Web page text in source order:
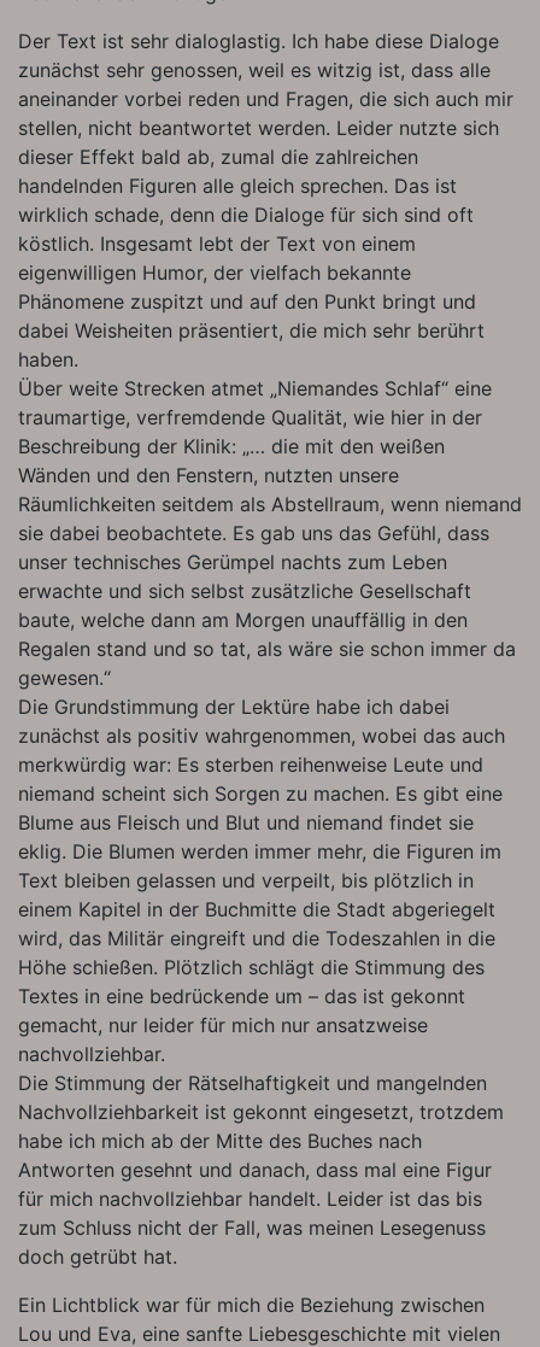
Der Text ist sehr dialoglastig. Ich habe diese Dialoge
zunächst sehr genossen, weil es witzig ist, dass alle
aneinander vorbei reden und Fragen, die sich auch mir
stellen, nicht beantwortet werden. Leider nutzte sich
dieser Effekt bald ab, zumal die zahlreichen
handelnden Figuren alle gleich sprechen. Das ist
wirklich schade, denn die Dialoge für sich sind oft
köstlich. Insgesamt lebt der Text von einem
eigenwilligen Humor, der vielfach bekannte
Phänomene zuspitzt und auf den Punkt bringt und
dabei Weisheiten präsentiert, die mich sehr berührt
haben.
Über weite Strecken atmet „Niemandes Schlaf“ eine
traumartige, verfremdende Qualität, wie hier in der
Beschreibung der Klinik: „… die mit den weißen
Wänden und den Fenstern, nutzten unsere
Räumlichkeiten seitdem als Abstellraum, wenn niemand
sie dabei beobachtete. Es gab uns das Gefühl, dass
unser technisches Gerümpel nachts zum Leben
erwachte und sich selbst zusätzliche Gesellschaft
baute, welche dann am Morgen unauffällig in den
Regalen stand und so tat, als wäre sie schon immer da
gewesen.“
Die Grundstimmung der Lektüre habe ich dabei
zunächst als positiv wahrgenommen, wobei das auch
merkwürdig war: Es sterben reihenweise Leute und
niemand scheint sich Sorgen zu machen. Es gibt eine
Blume aus Fleisch und Blut und niemand findet sie
eklig. Die Blumen werden immer mehr, die Figuren im
Text bleiben gelassen und verpeilt, bis plötzlich in
einem Kapitel in der Buchmitte die Stadt abgeriegelt
wird, das Militär eingreift und die Todeszahlen in die
Höhe schießen. Plötzlich schlägt die Stimmung des
Textes in eine bedrückende um – das ist gekonnt
gemacht, nur leider für mich nur ansatzweise
nachvollziehbar.
Die Stimmung der Rätselhaftigkeit und mangelnden
Nachvollziehbarkeit ist gekonnt eingesetzt, trotzdem
habe ich mich ab der Mitte des Buches nach
Antworten gesehnt und danach, dass mal eine Figur
für mich nachvollziehbar handelt. Leider ist das bis
zum Schluss nicht der Fall, was meinen Lesegenuss
doch getrübt hat.
Ein Lichtblick war für mich die Beziehung zwischen
Lou und Eva, eine sanfte Liebesgeschichte mit vielen